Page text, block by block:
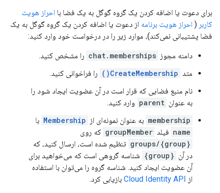
برای دعوت یا اضافه کردن یک گروه گوگل به یک فضا با احراز هویت
کاربر ( احراز هویت برنامه از دعوت یا اضافه کردن یک گروه گوگل به یک
فضا پشتیبانی نمی‌کند)، موارد زیر را در درخواست خود وارد کنید:
دامنه مجوز chat.memberships را مشخص کنید.
متد CreateMembership()
را فراخوانی کنید.
نام منبع فضایی که قرار است در آن عضویت ایجاد شود را
به عنوان parent وارد کنید.
membership به عنوان نمونه‌ای از Membership با
name فیلد groupMember که روی
groups/{group} تنظیم شده است، ارسال کنید، که
در آن {group}
شناسه گروهی است که می‌خواهید برای
آن عضویت ایجاد کنید. شناسه گروه را می‌توان با استفاده
از Cloud Identity API بازیابی کرد.